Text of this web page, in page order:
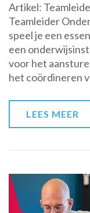
Artikel:
Teamleider
speel je een
een
voor het
het coördineren
LEES MEER